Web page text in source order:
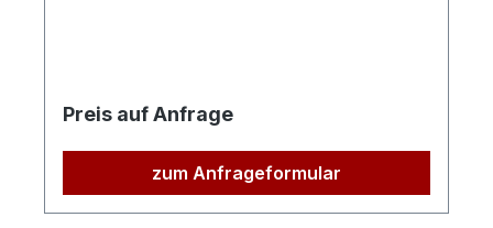
Preis auf Anfrage
zum Anfrageformular